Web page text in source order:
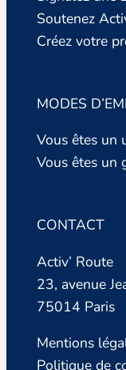
Soutenez
Créez votre
MODES
Vous êtes un
Vous êtes un
CONTACT
Activ’ Route
23, avenue
75014 Paris
Mentions
Politique de